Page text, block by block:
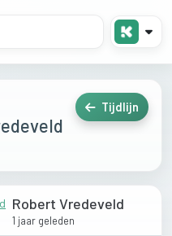
Tijdlijn
Robert Vredeveld
1 jaar geleden